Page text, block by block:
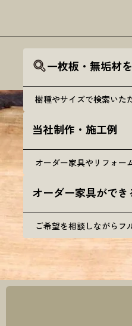
一枚板・無垢材
樹種やサイズで検索いた
当社制作・施工例
オーダー家具やリフォー
オーダー家具ができ
ご希望を相談しながらフ